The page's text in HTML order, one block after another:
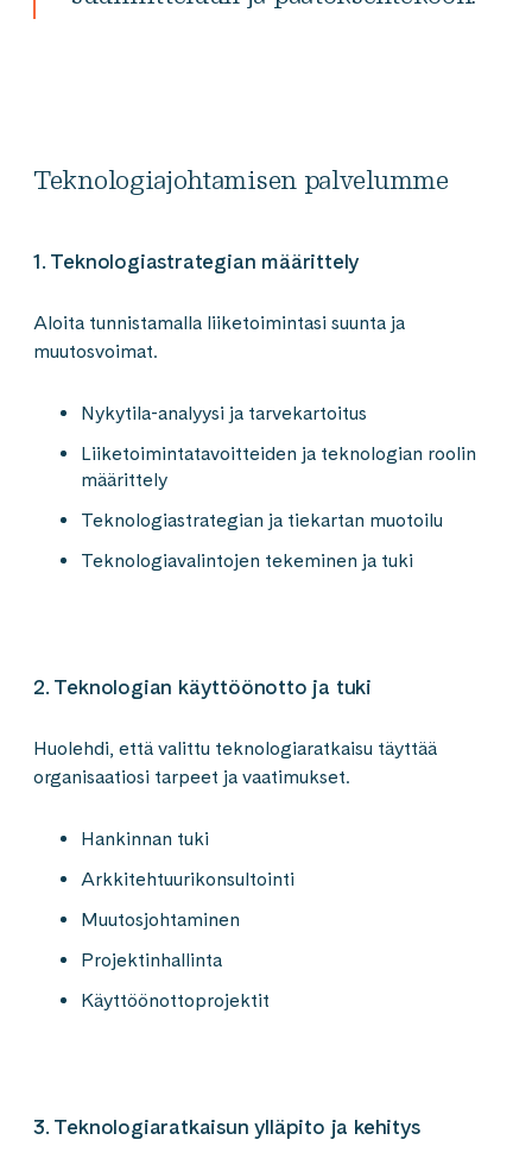
Teknologiajohtamisen palvelumme
1. Teknologiastrategian määrittely
Aloita tunnistamalla liiketoimintasi suunta ja
muutosvoimat.
Nykytila-analyysi​ ja tarvekartoitus
Liiketoimintatavoitteiden ja teknologian roolin
määrittely
Teknologiastrategian ja tiekartan muotoilu​
Teknologiavalintojen tekeminen ja tuki
2. Teknologian käyttöönotto ja tuki
Huolehdi, että valittu teknologiaratkaisu täyttää
organisaatiosi tarpeet ja vaatimukset.
Hankinnan tuki
Arkkitehtuurikonsultointi
Muutosjohtaminen
Projektinhallinta
Käyttöönottoprojektit
3. Teknologiaratkaisun ylläpito ja kehitys